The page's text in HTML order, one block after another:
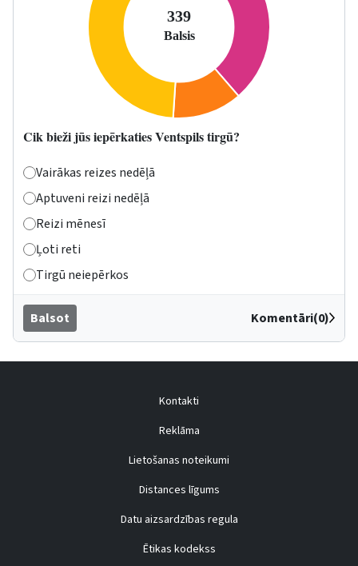
Cik bieži jūs iepērkaties Ventspils tirgū?
Vairākas reizes nedēļā
Aptuveni reizi nedēļā
Reizi mēnesī
Ļoti reti
Tirgū neiepērkos
Balsot Komentāri(0)
Kontakti
Reklāma
Lietošanas noteikumi
Distances līgums
Datu aizsardzības regula
Ētikas kodekss